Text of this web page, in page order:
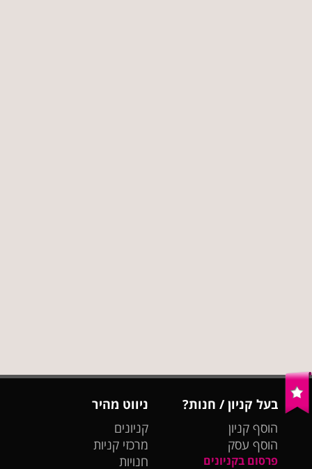
בעל קניון / חנות?
הוסף קניון
הוסף עסק
פרסום בקניונים
ניווט מהיר
קניונים
מרכזי קניות
חנויות